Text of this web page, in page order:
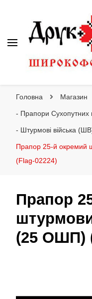
Головна Магазин
- Прапори Сухопутних
- Штурмові війська
Прапор 25-й окремий
(Flag-02224)
Прапор
(25 ОШП)